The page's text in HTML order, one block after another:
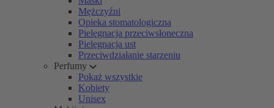
Mężczyźni
Opieka stomatologiczna
Pielęgnacja przeciwsłoneczna
Pielęgnacja ust
Przeciwdziałanie starzeniu
Perfumy
Pokaż wszystkie
Kobiety
Unisex